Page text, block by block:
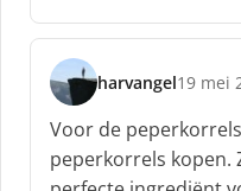
f
harvangel
s
c
h
r
19 mei
Voor de
peperkorrels kopen.